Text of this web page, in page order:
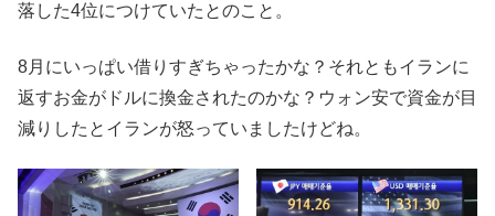
落した4位につけていたとのこと。
8月にいっぱい借りすぎちゃったかな？それともイランに
返すお金がドルに換金されたのかな？ウォン安で資金が目
減りしたとイランが怒っていましたけどね。